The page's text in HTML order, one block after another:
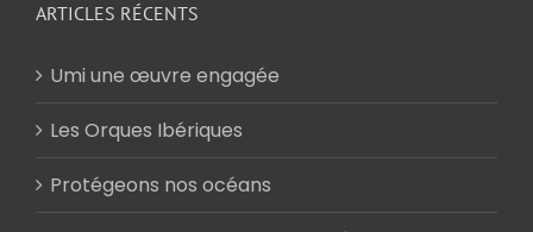
ARTICLES RÉCENTS
Umi une œuvre engagée
Les Orques Ibériques
Protégeons nos océans